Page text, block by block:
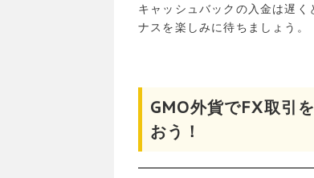
キャッシュバックの入金は遅
ナスを楽しみに待ちましょう。
GMO外貨でFX取引
おう！